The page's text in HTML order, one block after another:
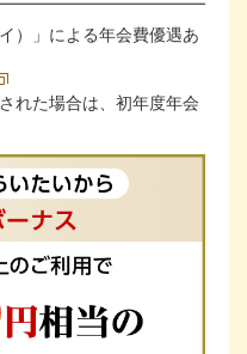
）」による年会費優遇あ
れた場合は、初年度年会